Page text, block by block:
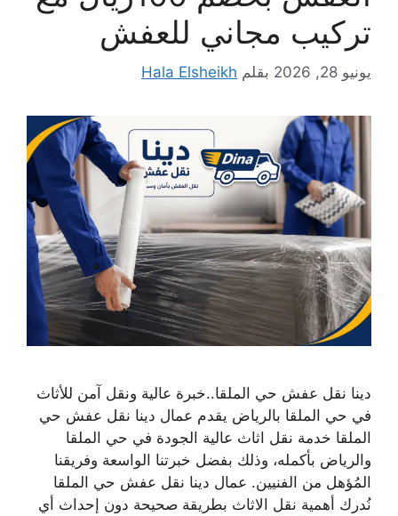
تركيب مجاني للعفش
يونيو 28, 2026 بقلم Hala Elsheikh
دينا نقل عفش حي الملقا..خبرة عالية ونقل آمن للأثاث
في حي الملقا بالرياض يقدم عمال دينا نقل عفش حي
الملقا خدمة نقل اثاث عالية الجودة في حي الملقا
والرياض بأكمله، وذلك بفضل خبرتنا الواسعة وفريقنا
المُؤهل من الفنيين. عمال دينا نقل عفش حي الملقا
نُدرك أهمية نقل الاثاث بطريقة صحيحة دون إحداث أي